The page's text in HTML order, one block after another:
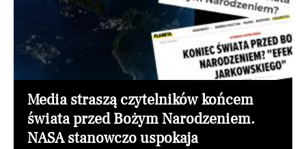
Media straszą czytelników końcem
świata przed Bożym Narodzeniem.
NASA stanowczo uspokaja